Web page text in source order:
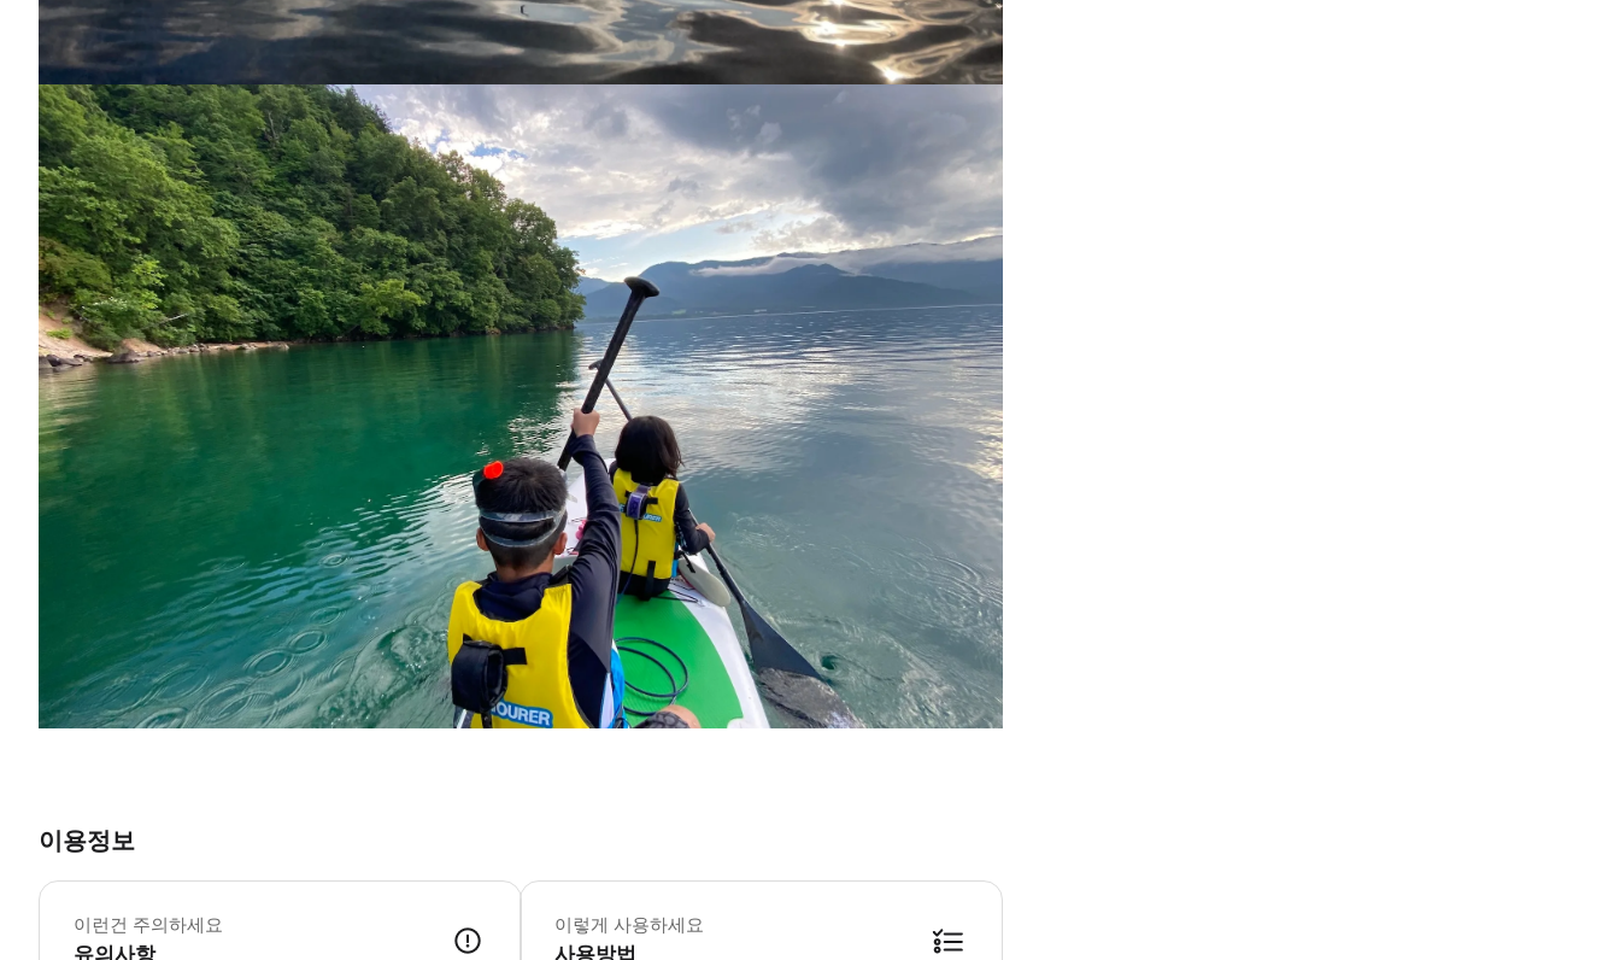
이용정보
이런건 주의하세요
유의사항
이렇게 사용하세요
사용방법